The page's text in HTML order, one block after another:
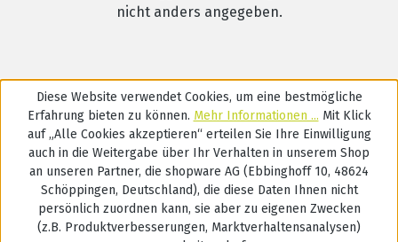
nicht anders angegeben.
Diese Website verwendet Cookies, um eine bestmögliche
Erfahrung bieten zu können. Mehr Informationen ... Mit Klick
auf „Alle Cookies akzeptieren“ erteilen Sie Ihre Einwilligung
auch in die Weitergabe über Ihr Verhalten in unserem Shop
an unseren Partner, die shopware AG (Ebbinghoff 10, 48624
Schöppingen, Deutschland), die diese Daten Ihnen nicht
persönlich zuordnen kann, sie aber zu eigenen Zwecken
(z.B. Produktverbesserungen, Marktverhaltensanalysen)